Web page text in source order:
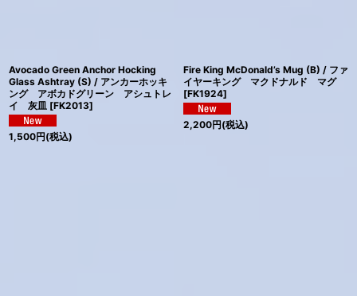
Avocado Green Anchor Hocking
Glass Ashtray (S) / アンカーホッキ
ング アボカドグリーン アシュトレ
イ 灰皿 [FK2013]
1,500円(税込)
Fire King McDonald’s Mug (B) / ファ
イヤーキング マクドナルド マグ
[FK1924]
2,200円(税込)